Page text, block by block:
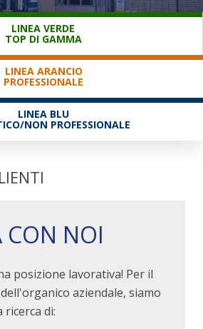
LINEA VERDE
TOP DI GAMMA
LINEA ARANCIO
PROFESSIONALE
LINEA BLU
NON PROFESSIONALE
CON NOI
posizione lavorativa! Per il
aziendale, siamo
di: